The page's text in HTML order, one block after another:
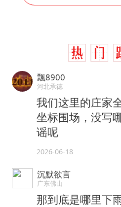
飄8900
河北承德
我们这里的庄家
坐标围场，没写
谣呢
2026-06-18
沉默欲言
广东佛山
那到底是哪里下